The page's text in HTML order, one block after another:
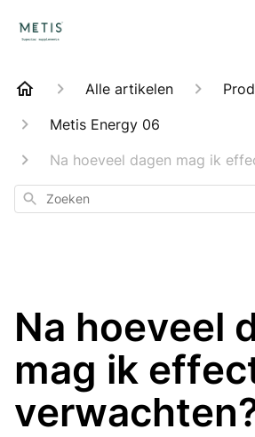
Alle artikelen
Metis Energy 06
Na hoeveel dagen mag ik
Zoeken
Na hoeveel
mag ik